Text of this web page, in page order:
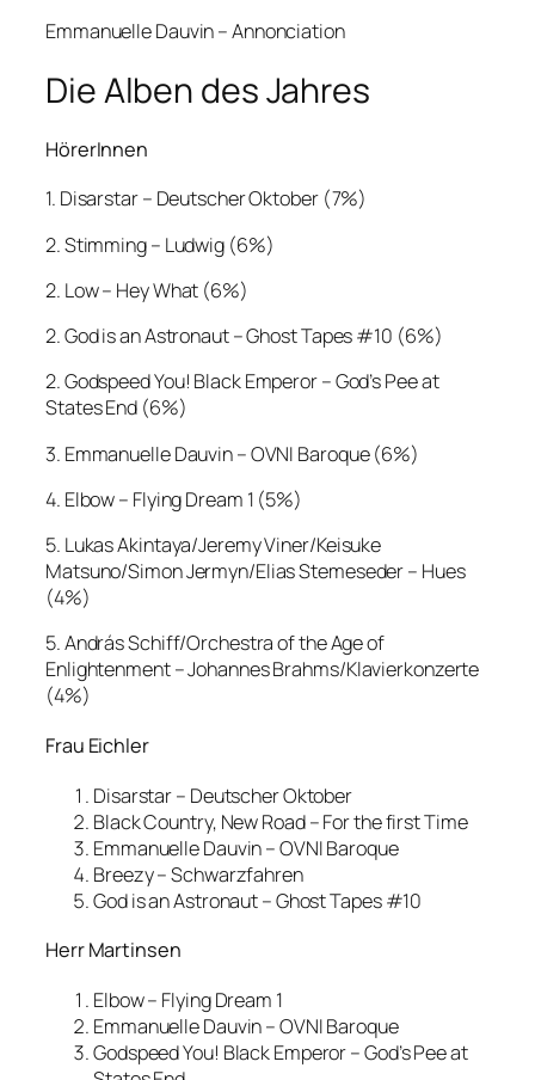
Emmanuelle Dauvin – Annonciation
Die Alben des Jahres
HörerInnen
1. Disarstar – Deutscher Oktober (7%)
2. Stimming – Ludwig (6%)
2. Low – Hey What (6%)
2. God is an Astronaut – Ghost Tapes #10 (6%)
2. Godspeed You! Black Emperor – God’s Pee at
States End (6%)
3. Emmanuelle Dauvin – OVNI Baroque (6%)
4. Elbow – Flying Dream 1 (5%)
5. Lukas Akintaya/Jeremy Viner/Keisuke
Matsuno/Simon Jermyn/Elias Stemeseder – Hues
(4%)
5. András Schiff/Orchestra of the Age of
Enlightenment – Johannes Brahms/Klavierkonzerte
(4%)
Frau Eichler
Disarstar – Deutscher Oktober
Black Country, New Road – For the first Time
Emmanuelle Dauvin – OVNI Baroque
Breezy – Schwarzfahren
God is an Astronaut – Ghost Tapes #10
Herr Martinsen
Elbow – Flying Dream 1
Emmanuelle Dauvin – OVNI Baroque
Godspeed You! Black Emperor – God’s Pee at